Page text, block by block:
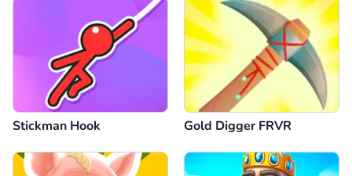
Stickman Hook Gold Digger FRVR